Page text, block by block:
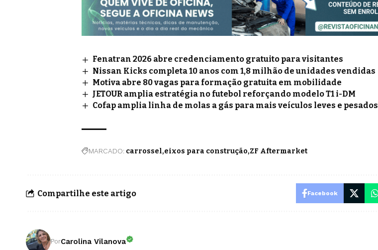
Fenatran 2026 abre credenciamento gratuito para visitantes
Nissan Kicks completa 10 anos com 1,8 milhão de unidades vendidas
Motiva abre 80 vagas para formação gratuita em mobilidade
JETOUR amplia estratégia no futebol reforçando modelo T1 i-DM
Cofap amplia linha de molas a gás para mais veículos leves e pesados
MARCADO: carrossel eixos para construção ZF Aftermarket
Compartilhe este artigo Facebook
PorCarolina Vilanova